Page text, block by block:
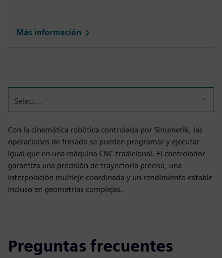
Más información
Select...
Con la cinemática robótica controlada por Sinumerik, las
operaciones de fresado se pueden programar y ejecutar
igual que en una máquina CNC tradicional. El controlador
garantiza una precisión de trayectoria precisa, una
interpolación multieje coordinada y un rendimiento estable
incluso en geometrías complejas.
Preguntas frecuentes